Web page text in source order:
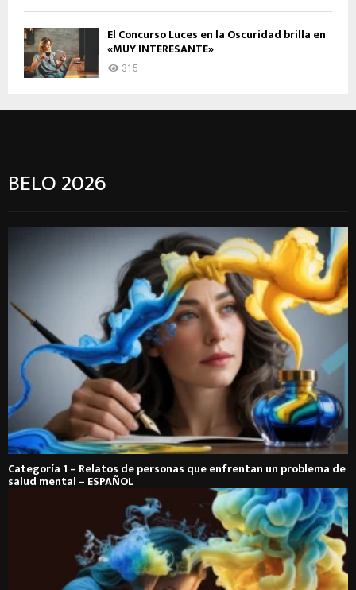
El Concurso Luces en la Oscuridad brilla en
«MUY INTERESANTE»
315
BELO 2026
Categoría 1 – Relatos de personas que enfrentan un problema de
salud mental – ESPAÑOL